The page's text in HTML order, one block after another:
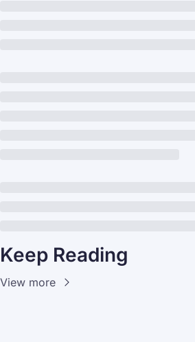
Keep Reading
View more